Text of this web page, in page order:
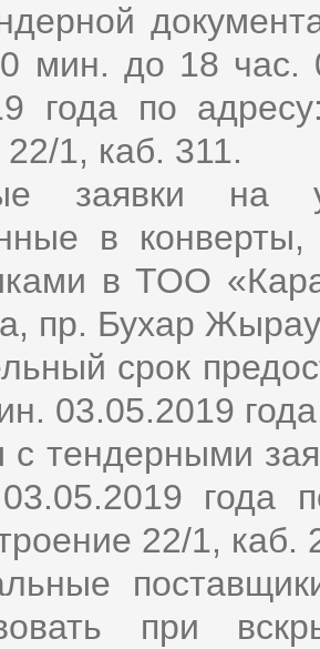
мин. до 18
года по
1, каб. 311.
заявки на
в
в ТОО
пр. Бухар
срок
03.05.2019
с тендерными
года
22/1, каб.
при